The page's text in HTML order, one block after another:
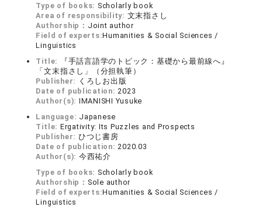
Type of books: Scholarly book
Area of responsibility: 文末指さし
Authorship： Joint author
Field of experts:Humanities & Social Sciences /
Linguistics
Title:
『手話言語学のトピック：基礎から最前線へ』
「文末指さし」（分担執筆）
Publisher: くろしお出版
Date of publication: 2023
Author(s): IMANISHI Yusuke
Language: Japanese
Title: Ergativity: Its Puzzles and Prospects
Publisher: ひつじ書房
Date of publication: 2020.03
Author(s): 今西祐介
Type of books: Scholarly book
Authorship： Sole author
Field of experts:Humanities & Social Sciences /
Linguistics